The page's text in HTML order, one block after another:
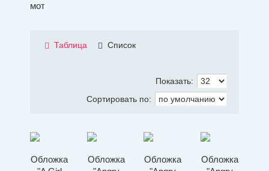
мотивы
Таблица Список
Показать:
Сортировать по:
Обложка
Обложка
Обложка
Обложка